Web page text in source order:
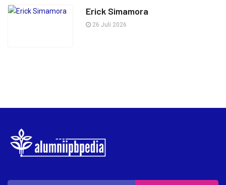
Erick Simamora
26 Juli 2026